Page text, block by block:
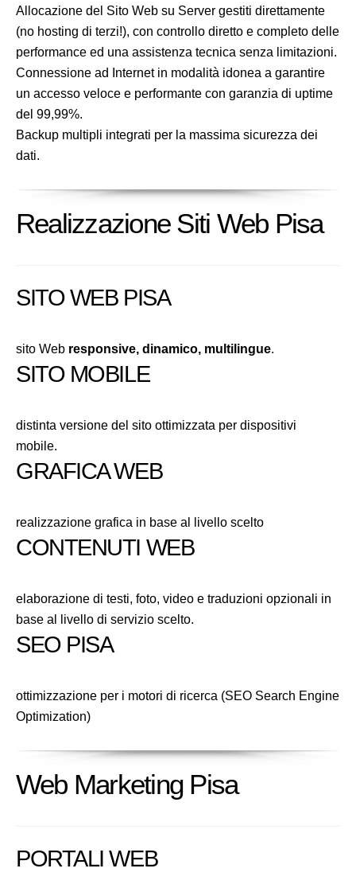
Allocazione del Sito Web su Server gestiti direttamente
(no hosting di terzi!), con controllo diretto e completo delle
performance ed una assistenza tecnica senza limitazioni.
Connessione ad Internet in modalità idonea a garantire
un accesso veloce e performante con garanzia di uptime
del 99,99%.
Backup multipli integrati per la massima sicurezza dei
dati.
Realizzazione Siti Web Pisa
SITO WEB PISA
sito Web responsive, dinamico, multilingue.
SITO MOBILE
distinta versione del sito ottimizzata per dispositivi
mobile.
GRAFICA WEB
realizzazione grafica in base al livello scelto
CONTENUTI WEB
elaborazione di testi, foto, video e traduzioni opzionali in
base al livello di servizio scelto.
SEO PISA
ottimizzazione per i motori di ricerca (SEO Search Engine
Optimization)
Web Marketing Pisa
PORTALI WEB